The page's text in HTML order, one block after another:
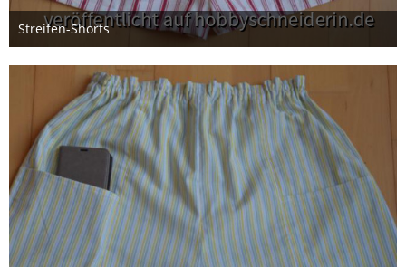
Streifen-Shorts
14. Januar 2025